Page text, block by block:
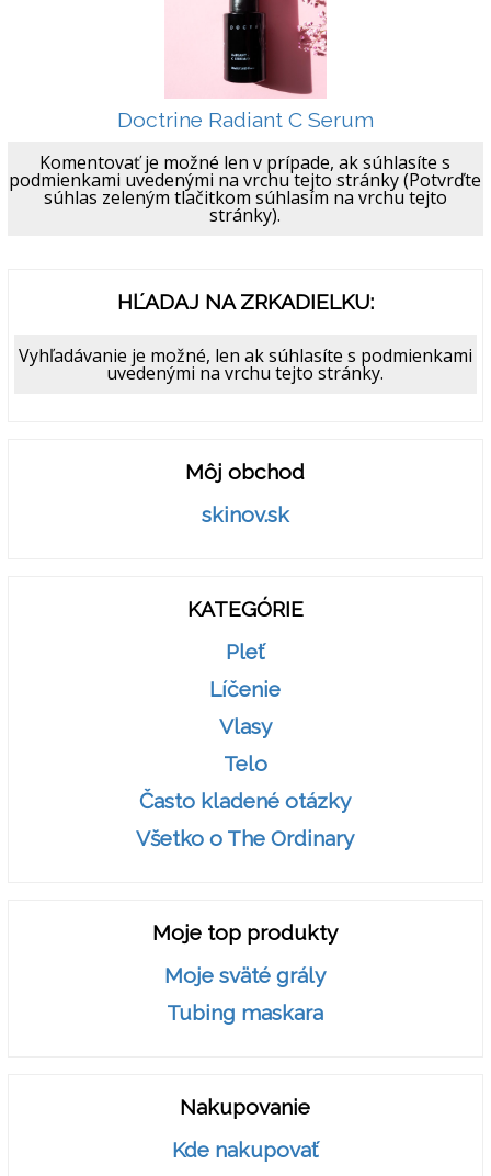
Doctrine Radiant C Serum
Komentovať je možné len v prípade, ak súhlasíte s
podmienkami uvedenými na vrchu tejto stránky (Potvrďte
súhlas zeleným tlačitkom súhlasím na vrchu tejto
stránky).
HĽADAJ NA ZRKADIELKU:
Vyhľadávanie je možné, len ak súhlasíte s podmienkami
uvedenými na vrchu tejto stránky.
Môj obchod
skinov.sk
KATEGÓRIE
Pleť
Líčenie
Vlasy
Telo
Často kladené otázky
Všetko o The Ordinary
Moje top produkty
Moje sväté grály
Tubing maskara
Nakupovanie
Kde nakupovať